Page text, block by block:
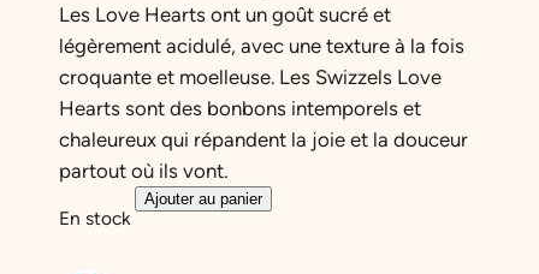
Les Love Hearts ont un goût sucré et
légèrement acidulé, avec une texture à la fois
croquante et moelleuse. Les Swizzels Love
Hearts sont des bonbons intemporels et
chaleureux qui répandent la joie et la douceur
partout où ils vont.
En stock
u
Ajouter au panier